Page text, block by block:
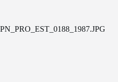
PN_PRO_EST_0188_1987.JPG